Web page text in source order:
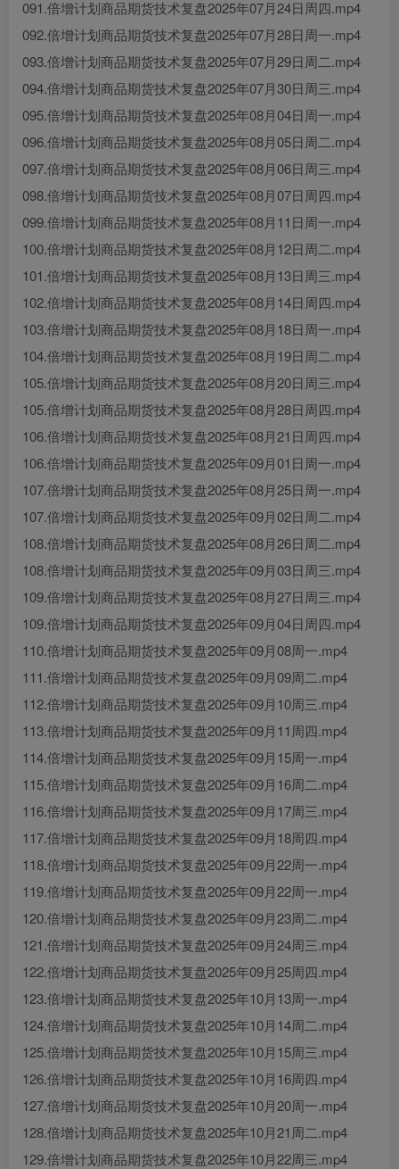
091.倍增计划商品期货技术复盘2025年07月24日周四.mp4
092.倍增计划商品期货技术复盘2025年07月28日周一.mp4
093.倍增计划商品期货技术复盘2025年07月29日周二.mp4
094.倍增计划商品期货技术复盘2025年07月30日周三.mp4
095.倍增计划商品期货技术复盘2025年08月04日周一.mp4
096.倍增计划商品期货技术复盘2025年08月05日周二.mp4
097.倍增计划商品期货技术复盘2025年08月06日周三.mp4
098.倍增计划商品期货技术复盘2025年08月07日周四.mp4
099.倍增计划商品期货技术复盘2025年08月11日周一.mp4
100.倍增计划商品期货技术复盘2025年08月12日周二.mp4
101.倍增计划商品期货技术复盘2025年08月13日周三.mp4
102.倍增计划商品期货技术复盘2025年08月14日周四.mp4
103.倍增计划商品期货技术复盘2025年08月18日周一.mp4
104.倍增计划商品期货技术复盘2025年08月19日周二.mp4
105.倍增计划商品期货技术复盘2025年08月20日周三.mp4
105.倍增计划商品期货技术复盘2025年08月28日周四.mp4
106.倍增计划商品期货技术复盘2025年08月21日周四.mp4
106.倍增计划商品期货技术复盘2025年09月01日周一.mp4
107.倍增计划商品期货技术复盘2025年08月25日周一.mp4
107.倍增计划商品期货技术复盘2025年09月02日周二.mp4
108.倍增计划商品期货技术复盘2025年08月26日周二.mp4
108.倍增计划商品期货技术复盘2025年09月03日周三.mp4
109.倍增计划商品期货技术复盘2025年08月27日周三.mp4
109.倍增计划商品期货技术复盘2025年09月04日周四.mp4
110.倍增计划商品期货技术复盘2025年09月08周一.mp4
111.倍增计划商品期货技术复盘2025年09月09周二.mp4
112.倍增计划商品期货技术复盘2025年09月10周三.mp4
113.倍增计划商品期货技术复盘2025年09月11周四.mp4
114.倍增计划商品期货技术复盘2025年09月15周一.mp4
115.倍增计划商品期货技术复盘2025年09月16周二.mp4
116.倍增计划商品期货技术复盘2025年09月17周三.mp4
117.倍增计划商品期货技术复盘2025年09月18周四.mp4
118.倍增计划商品期货技术复盘2025年09月22周一.mp4
119.倍增计划商品期货技术复盘2025年09月22周一.mp4
120.倍增计划商品期货技术复盘2025年09月23周二.mp4
121.倍增计划商品期货技术复盘2025年09月24周三.mp4
122.倍增计划商品期货技术复盘2025年09月25周四.mp4
123.倍增计划商品期货技术复盘2025年10月13周一.mp4
124.倍增计划商品期货技术复盘2025年10月14周二.mp4
125.倍增计划商品期货技术复盘2025年10月15周三.mp4
126.倍增计划商品期货技术复盘2025年10月16周四.mp4
127.倍增计划商品期货技术复盘2025年10月20周一.mp4
128.倍增计划商品期货技术复盘2025年10月21周二.mp4
129.倍增计划商品期货技术复盘2025年10月22周三.mp4